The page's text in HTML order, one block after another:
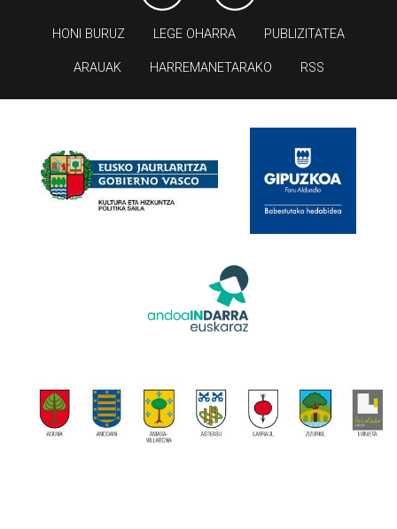
HONI BURUZ LEGE OHARRA PUBLIZITATEA
ARAUAK HARREMANETARAKO RSS